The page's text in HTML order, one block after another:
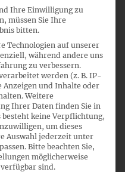
Ihre Einwilligung zu
müssen Sie Ihre
bitten.
Technologien auf unserer
während andere uns
zu verbessern.
werden (z. B. IP-
Anzeigen und Inhalte oder
Weitere
Ihrer Daten finden Sie in
besteht keine Verpflichtung,
um dieses
Auswahl jederzeit unter
Bitte beachten Sie,
möglicherweise
sind.